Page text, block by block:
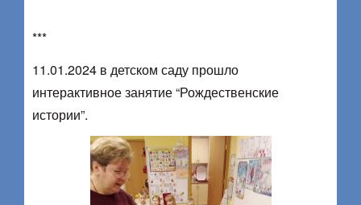
***
11.01.2024 в детском саду прошло
интерактивное занятие “Рождественские
истории”.